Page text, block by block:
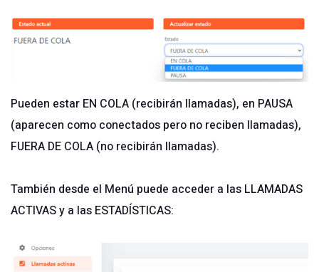
Pueden estar EN COLA (recibirán llamadas), en PAUSA
(aparecen como conectados pero no reciben llamadas),
FUERA DE COLA (no recibirán llamadas).
También desde el Menú puede acceder a las LLAMADAS
ACTIVAS y a las ESTADÍSTICAS: